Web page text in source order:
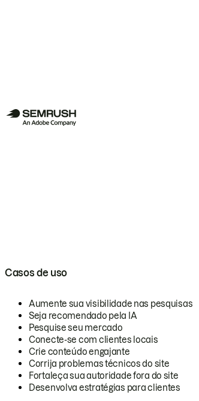
Casos de uso
Aumente sua visibilidade nas pesquisas
Seja recomendado pela IA
Pesquise seu mercado
Conecte-se com clientes locais
Crie conteúdo engajante
Corrija problemas técnicos do site
Fortaleça sua autoridade fora do site
Desenvolva estratégias para clientes